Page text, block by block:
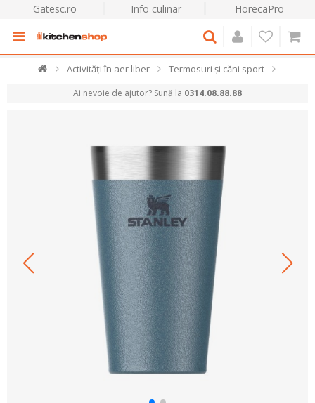
Gatesc.ro Info culinar HorecaPro
Activități în aer liber Termosuri și căni sport
Ai nevoie de ajutor? Sună la 0314.08.88.88